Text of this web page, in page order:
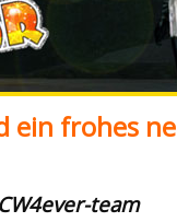
ein frohes
team